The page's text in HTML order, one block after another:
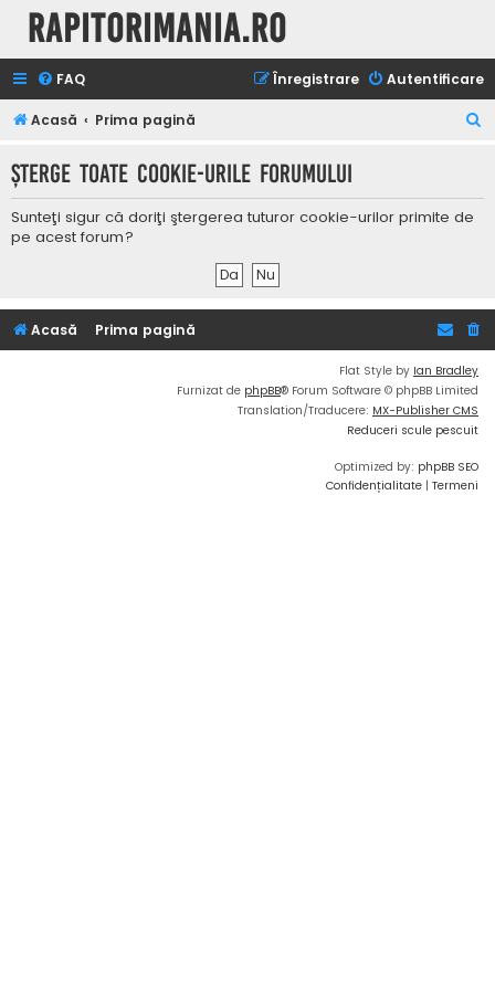
Rapitorimania.ro
FAQ Autentificare
Înregistrare
Acasă Prima pagină
t
Şterge toate cookie-urile forumului
Sunteţi sigur că doriţi ştergerea tuturor cookie-urilor primite de
pe acest forum?
Acasă Prima pagină
Flat Style by Ian Bradley
Furnizat de phpBB® Forum Software © phpBB Limited
Translation/Traducere: MX-Publisher CMS
Reduceri scule pescuit
Optimized by: phpBB SEO
Confidențialitate | Termeni